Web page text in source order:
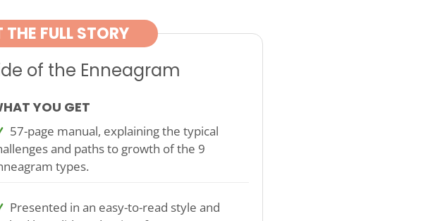
THE FULL STORY
of the Enneagram
YOU GET
57-page manual, explaining the typical
and paths to growth of the 9
types.
Presented in an easy-to-read style and